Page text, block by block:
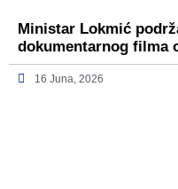
Ministar Lokmić
dokumentarnog filma
16 Juna, 2026